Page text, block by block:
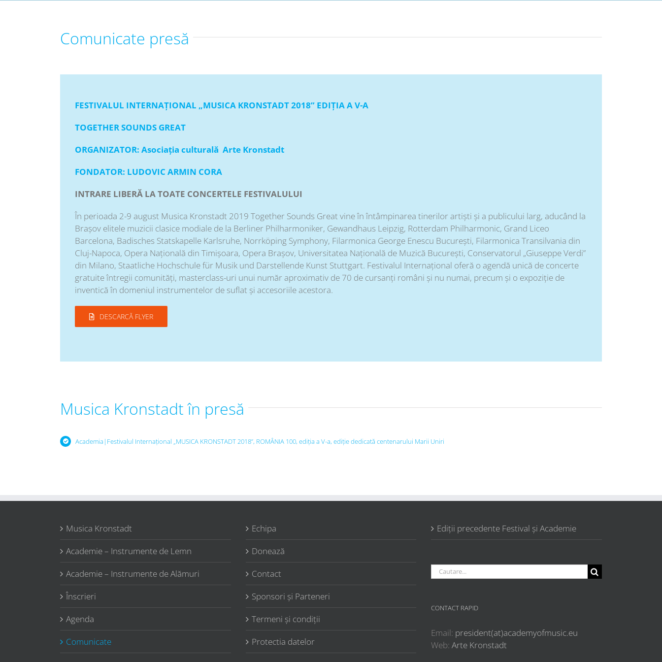
Comunicate presă
FESTIVALUL INTERNAȚIONAL „MUSICA KRONSTADT 2018” EDIȚIA A V-A
TOGETHER SOUNDS GREAT
ORGANIZATOR: Asociația culturală Arte Kronstadt
FONDATOR: LUDOVIC ARMIN CORA
INTRARE LIBERĂ LA TOATE CONCERTELE FESTIVALULUI
În perioada 2-9 august Musica Kronstadt 2019 Together Sounds Great vine în întâmpinarea tinerilor artiști și a publicului larg, aducând la
Brașov elitele muzicii clasice modiale de la Berliner Philharmoniker, Gewandhaus Leipzig, Rotterdam Philharmonic, Grand Liceo
Barcelona, Badisches Statskapelle Karlsruhe, Norrköping Symphony, Filarmonica George Enescu București, Filarmonica Transilvania din
Cluj-Napoca, Opera Națională din Timișoara, Opera Brașov, Universitatea Națională de Muzică București, Conservatorul „Giuseppe Verdi”
din Milano, Staatliche Hochschule für Musik und Darstellende Kunst Stuttgart. Festivalul Internațional oferă o agendă unică de concerte
gratuite întregii comunități, masterclass-uri unui număr aproximativ de 70 de cursanți români și nu numai, precum și o expoziție de
inventică în domeniul instrumentelor de suflat și accesoriile acestora.
DESCARCĂ FLYER
Musica Kronstadt în presă
Academia|Festivalul Internațional „MUSICA KRONSTADT 2018”, ROMÂNIA 100, ediția a V-a, ediție dedicată centenarului Marii Uniri
Musica Kronstadt
Academie – Instrumente de Lemn
Academie – Instrumente de Alămuri
Înscrieri
Agenda
Comunicate
Echipa
Donează
Contact
Sponsori şi Parteneri
Termeni şi condiţii
Protectia datelor
Ediții precedente Festival și Academie
Cautare...
CONTACT RAPID
Email: president(at)academyofmusic.eu
Web:Arte Kronstadt